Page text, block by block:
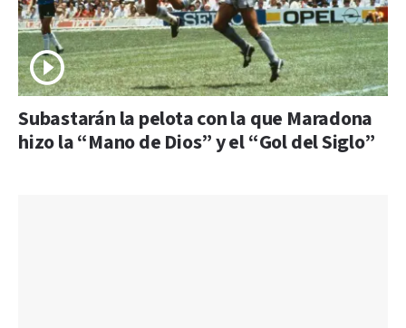
Subastarán la pelota con la que Maradona
hizo la “Mano de Dios” y el “Gol del Siglo”